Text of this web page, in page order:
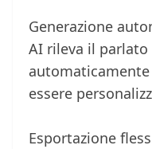
Generazione
AI rileva il parlato
essere
Esportazione